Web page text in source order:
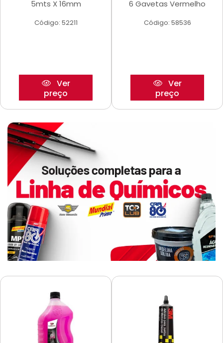
5mts X 16mm
Código: 52211
Ver
preço
6 Gavetas Vermelho
Código: 58536
Ver
preço